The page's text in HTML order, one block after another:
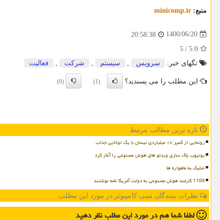
منبع: minicomp.ir
1400/06/20
20:58:38
5.0
/
5
تگهای خبر:
سرویس , سیستم , شركت , فعالیت
این مطلب را می پسندید؟ (1)
(0)
تازه ترین مطالب مرتبط
رونمایی از کمپر ۱۷ میلیاردی نیسان با یک توانایی جذاب
یوتیوب پاک سازی ویدئو های هوش مصنوعی را آغاز کرد
شلیک به ماهواره ها
1100 کارمند هوش مصنوعی به دولت آمریکا نامه نوشتند
نظرات بینندگان مینی کامپیوتر در مورد این مطلب
لطفا شما همدر مورد این مطلبنظر دهید